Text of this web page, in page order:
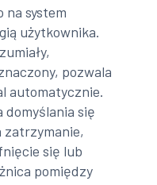
na system
użytkownika.
pozwala
automatycznie.
domyślania się
zatrzymanie,
się lub
pomiędzy